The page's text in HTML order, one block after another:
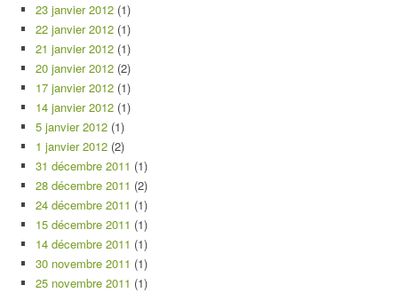
23 janvier 2012 (1)
22 janvier 2012 (1)
21 janvier 2012 (1)
20 janvier 2012 (2)
17 janvier 2012 (1)
14 janvier 2012 (1)
5 janvier 2012 (1)
1 janvier 2012 (2)
31 décembre 2011 (1)
28 décembre 2011 (2)
24 décembre 2011 (1)
15 décembre 2011 (1)
14 décembre 2011 (1)
30 novembre 2011 (1)
25 novembre 2011 (1)